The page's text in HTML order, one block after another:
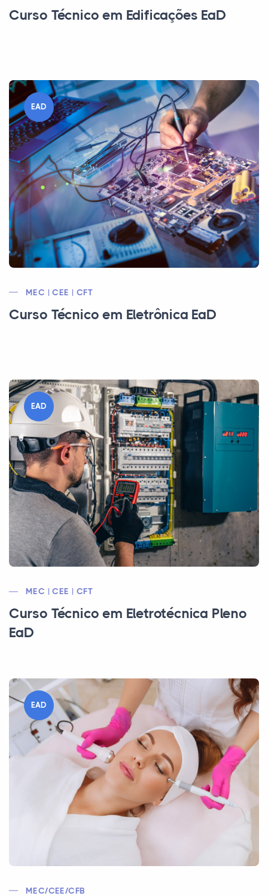
Curso Técnico em Edificações EaD
EAD
MEC | CEE | CFT
Curso Técnico em Eletrônica EaD
EAD
MEC | CEE | CFT
Curso Técnico em Eletrotécnica Pleno
EaD
EAD
MEC/CEE/CFB